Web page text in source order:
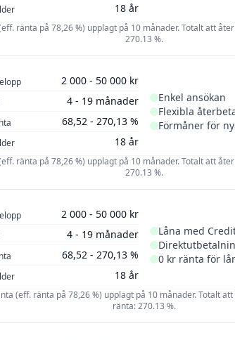
18 år
ränta på 78,26 %) upplagt på 10 månader. Totalt att
270.13 %.
2 000 - 50 000 kr
4 - 19 månader
68,52 - 270,13 %
18 år
Enkel ansökan
Flexibla
Förmåner för
ränta på 78,26 %) upplagt på 10 månader. Totalt att
270.13 %.
2 000 - 50 000 kr
4 - 19 månader
68,52 - 270,13 %
18 år
Låna med
0 kr ränta för
(eff. ränta på 78,26 %) upplagt på 10 månader. Totalt
ränta: 270.13 %.